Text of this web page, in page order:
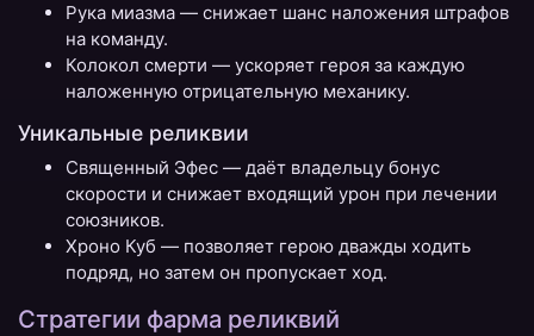
Рука миазма — снижает шанс наложения штрафов
на команду.
Колокол смерти — ускоряет героя за каждую
наложенную отрицательную механику.
Уникальные реликвии
Священный Эфес — даёт владельцу бонус
скорости и снижает входящий урон при лечении
союзников.
Хроно Куб — позволяет герою дважды ходить
подряд, но затем он пропускает ход.
Стратегии фарма реликвий